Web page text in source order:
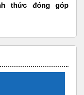
thức đóng góp